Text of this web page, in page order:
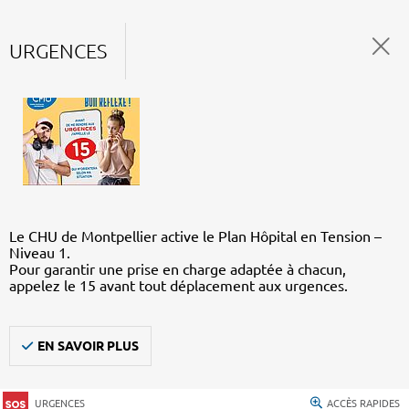
URGENCES
Le CHU de Montpellier active le Plan Hôpital en Tension –
Niveau 1.
Pour garantir une prise en charge adaptée à chacun,
appelez le 15 avant tout déplacement aux urgences.
EN SAVOIR PLUS
URGENCES ACCÈS RAPIDES